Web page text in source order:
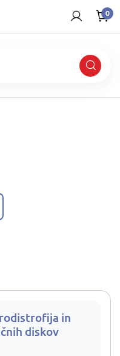
0
in
diskov